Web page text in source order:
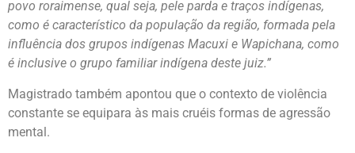
povo roraimense, qual seja, pele parda e traços indígenas,
como é característico da população da região, formada pela
influência dos grupos indígenas Macuxi e Wapichana, como
é inclusive o grupo familiar indígena deste juiz.”
Magistrado também apontou que o contexto de violência
constante se equipara às mais cruéis formas de agressão
mental.